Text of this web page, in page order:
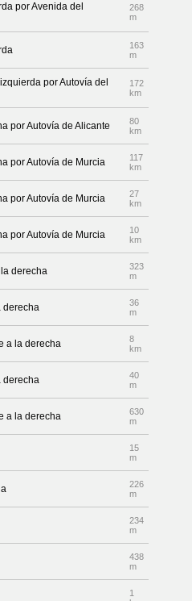
por Avenida del
268
m
163
m
por Autovía del
172
km
por Autovía de Alicante
80
km
por Autovía de Murcia
117
km
por Autovía de Murcia
27
km
por Autovía de Murcia
10
km
derecha
323
m
derecha
36
m
a la derecha
8
km
derecha
40
m
a la derecha
630
m
15
m
226
m
234
m
438
m
1